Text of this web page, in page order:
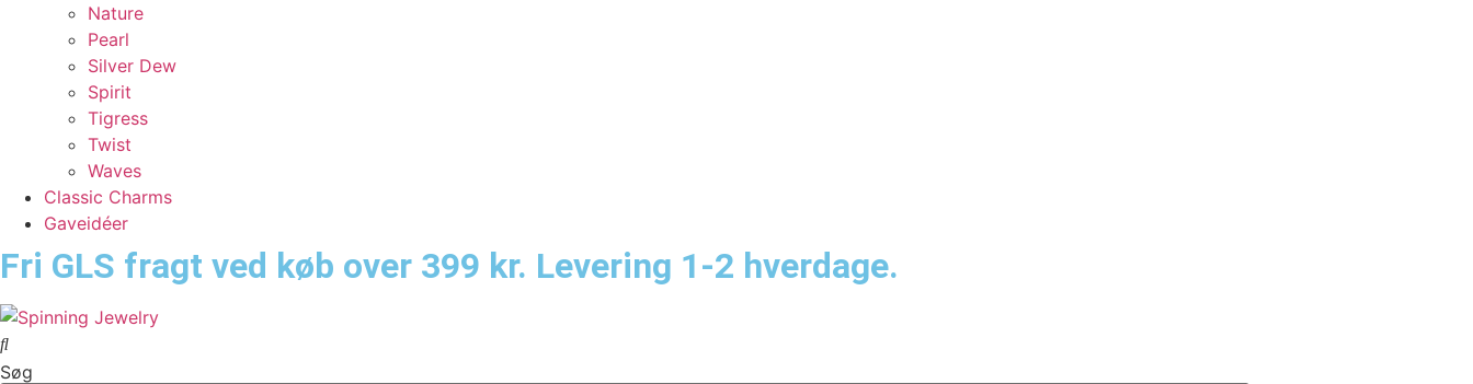
Nature
Pearl
Silver Dew
Spirit
Tigress
Twist
Waves
Classic Charms
Gaveidéer
Fri GLS fragt ved køb over 399 kr. Levering 1-2 hverdage.
Søg